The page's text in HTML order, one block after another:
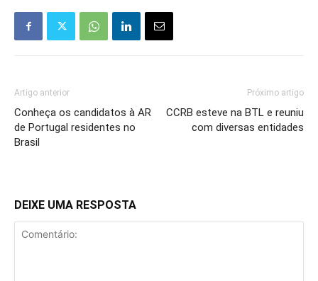
Artigo anterior
Conheça os candidatos à AR
de Portugal residentes no
Brasil
Próximo artigo
CCRB esteve na BTL e reuniu
com diversas entidades
DEIXE UMA RESPOSTA